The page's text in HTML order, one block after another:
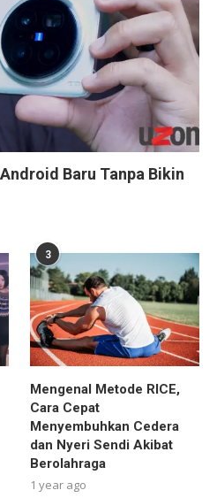
Baru Tanpa Bikin
3
Mengenal Metode RICE,
Cara Cepat
Menyembuhkan Cedera
dan Nyeri Sendi Akibat
Berolahraga
1 year ago